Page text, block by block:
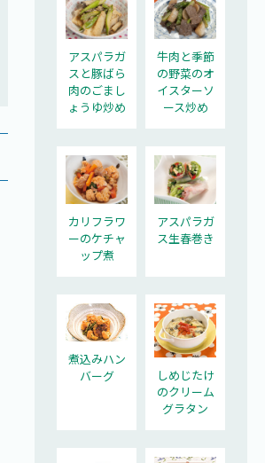
アスパラガ
スと豚ばら
肉のごまし
ょうゆ炒め
牛肉と季節
の野菜のオ
イスターソ
ース炒め
カリフラワ
ーのケチャ
ップ煮
アスパラガ
ス生春巻き
煮込みハン
バーグ
しめじたけ
のクリーム
グラタン